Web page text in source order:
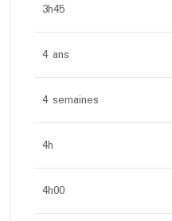
3h45
4 ans
4 semaines
4h
4h00